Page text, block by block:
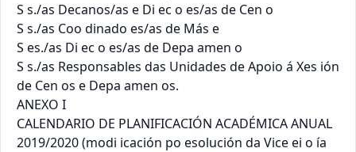
S s./as Decanos/as e Di ec o es/as de Cen o
S s./as Coo dinado es/as de Más e
S es./as Di ec o es/as de Depa amen o
S s./as Responsables das Unidades de Apoio á Xes ión
de Cen os e Depa amen os.
ANEXO I
CALENDARIO DE PLANIFICACIÓN ACADÉMICA ANUAL
2019/2020 (modi icación po esolución da Vice ei o ía